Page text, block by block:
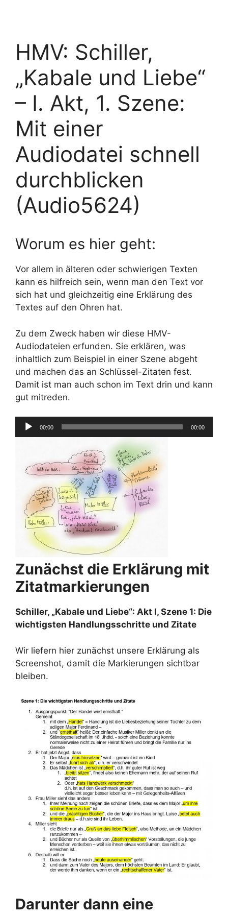
HMV: Schiller,
„Kabale und Liebe“
– I. Akt, 1. Szene:
Mit einer
Audiodatei schnell
durchblicken
(Audio5624)
Worum es hier geht:
Vor allem in älteren oder schwierigen Texten
kann es hilfreich sein, wenn man den Text vor
sich hat und gleichzeitig eine Erklärung des
Textes auf den Ohren hat.
Zu dem Zweck haben wir diese HMV-
Audiodateien erfunden. Sie erklären, was
inhaltlich zum Beispiel in einer Szene abgeht
und machen das an Schlüssel-Zitaten fest.
Damit ist man auch schon im Text drin und kann
gut mitreden.
Audio-
Player
00:00 00:00
Zunächst die Erklärung mit
Zitatmarkierungen
Schiller, „Kabale und Liebe“: Akt I, Szene 1: Die
wichtigsten Handlungsschritte und Zitate
Wir liefern hier zunächst unsere Erklärung als
Screenshot, damit die Markierungen sichtbar
bleiben.
Darunter dann eine